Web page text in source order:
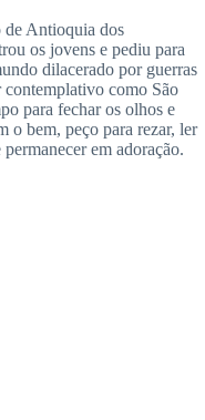
de Antioquia dos
os jovens e pediu para
dilacerado por guerras
contemplativo como São
para fechar os olhos e
o bem, peço para rezar, ler
em adoração.